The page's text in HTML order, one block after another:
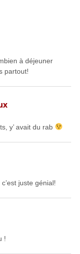
à déjeuner
partout!
y’ avait du rab
juste génial!
!